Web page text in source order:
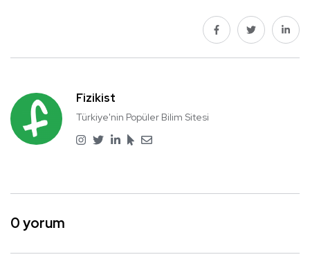
Fizikist
Türkiye'nin Popüler Bilim Sitesi
0 yorum